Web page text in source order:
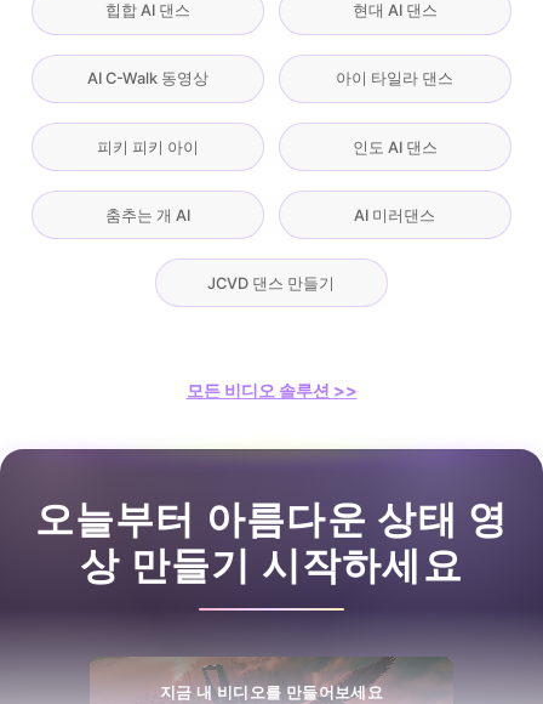
힙합 AI 댄스 현대 AI 댄스
AI C-Walk 동영상 아이 타일라 댄스
피키 피키 아이 인도 AI 댄스
춤추는 개 AI AI 미러댄스
JCVD 댄스 만들기
모든 비디오 솔루션 >>
오늘부터 아름다운 상태 영
상 만들기 시작하세요
지금 내 비디오를 만들어보세요